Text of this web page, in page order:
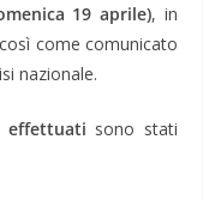
19 aprile), in
come comunicato
nazionale.
effettuati sono stati